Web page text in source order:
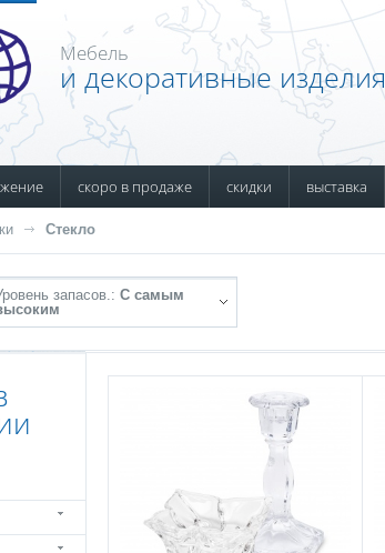
Мебель
и декоративные изделия
скоро в продаже скидки выставка
Стекло
запасов.: С самым